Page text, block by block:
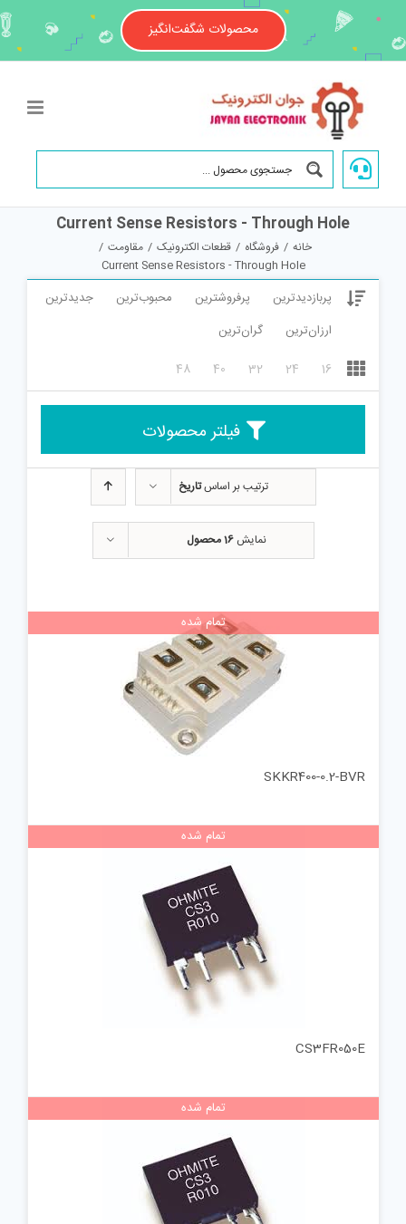
content
محصولات شگفت‌انگیز
Current Sense Resistors - Through Hole
خانه / فروشگاه / قطعات الکترونیک / مقاومت /
Current Sense Resistors - Through Hole
پربازدیدترین پرفروشترین محبوب‌ترین
جدیدترین
ارزان‌ترین
گران‌ترین
16
24
32
40
48
فیلتر محصولات
ترتیب بر اساستاریخ
نمایش16 محصول
تمام شده
SKKR400-0.2-BVR
تمام شده
CS3FR050E
تمام شده